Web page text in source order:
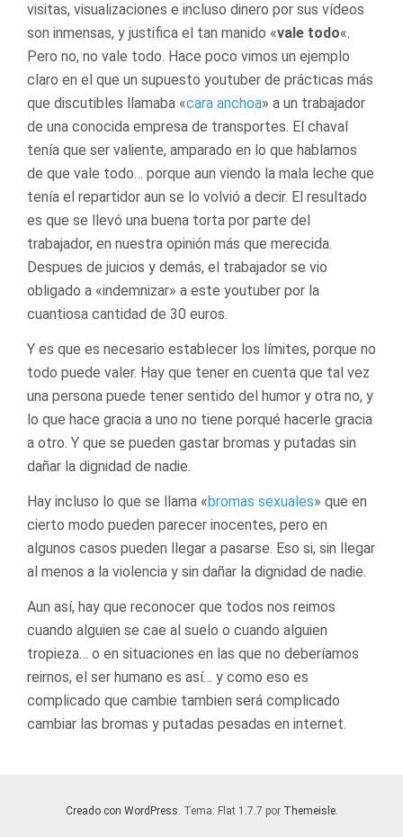
visitas, visualizaciones e incluso dinero por sus vídeos
son inmensas, y justifica el tan manido «vale todo«.
Pero no, no vale todo. Hace poco vimos un ejemplo
claro en el que un supuesto youtuber de prácticas más
que discutibles llamaba «cara anchoa» a un trabajador
de una conocida empresa de transportes. El chaval
tenía que ser valiente, amparado en lo que hablamos
de que vale todo… porque aun viendo la mala leche que
tenía el repartidor aun se lo volvió a decir. El resultado
es que se llevó una buena torta por parte del
trabajador, en nuestra opinión más que merecida.
Despues de juicios y demás, el trabajador se vio
obligado a «indemnizar» a este youtuber por la
cuantiosa cantidad de 30 euros.
Y es que es necesario establecer los límites, porque no
todo puede valer. Hay que tener en cuenta que tal vez
una persona puede tener sentido del humor y otra no, y
lo que hace gracia a uno no tiene porqué hacerle gracia
a otro. Y que se pueden gastar bromas y putadas sin
dañar la dignidad de nadie.
Hay incluso lo que se llama «bromas sexuales» que en
cierto modo pueden parecer inocentes, pero en
algunos casos pueden llegar a pasarse. Eso si, sin llegar
al menos a la violencia y sin dañar la dignidad de nadie.
Aun así, hay que reconocer que todos nos reimos
cuando alguien se cae al suelo o cuando alguien
tropieza… o en situaciones en las que no deberíamos
reirnos, el ser humano es así… y como eso es
complicado que cambie tambien será complicado
cambiar las bromas y putadas pesadas en internet.
Creado con WordPress. Tema: Flat 1.7.7 por Themeisle.